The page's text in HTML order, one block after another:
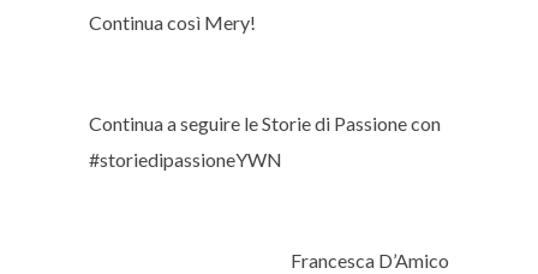
Continua così Mery!
Continua a seguire le Storie di Passione con
#storiedipassioneYWN
Francesca D’Amico